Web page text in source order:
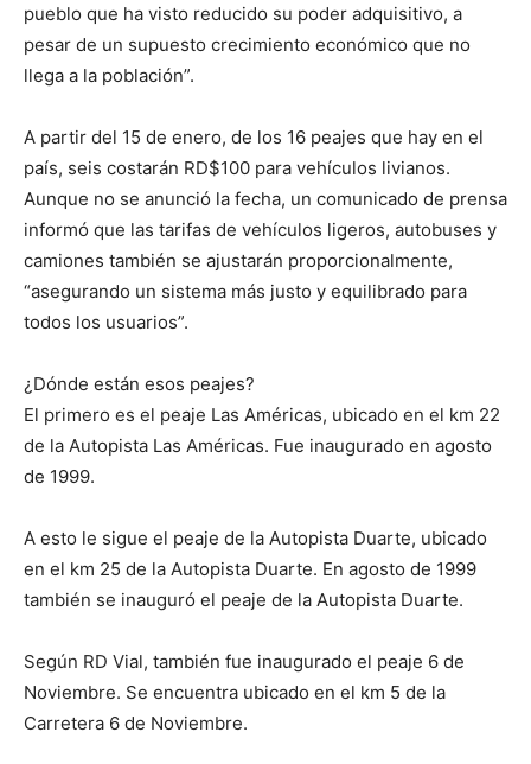
pueblo que ha visto reducido su poder adquisitivo, a
pesar de un supuesto crecimiento económico que no
llega a la población”.
A partir del 15 de enero, de los 16 peajes que hay en el
país, seis costarán RD$100 para vehículos livianos.
Aunque no se anunció la fecha, un comunicado de prensa
informó que las tarifas de vehículos ligeros, autobuses y
camiones también se ajustarán proporcionalmente,
“asegurando un sistema más justo y equilibrado para
todos los usuarios”.
¿Dónde están esos peajes?
El primero es el peaje Las Américas, ubicado en el km 22
de la Autopista Las Américas. Fue inaugurado en agosto
de 1999.
A esto le sigue el peaje de la Autopista Duarte, ubicado
en el km 25 de la Autopista Duarte. En agosto de 1999
también se inauguró el peaje de la Autopista Duarte.
Según RD Vial, también fue inaugurado el peaje 6 de
Noviembre. Se encuentra ubicado en el km 5 de la
Carretera 6 de Noviembre.